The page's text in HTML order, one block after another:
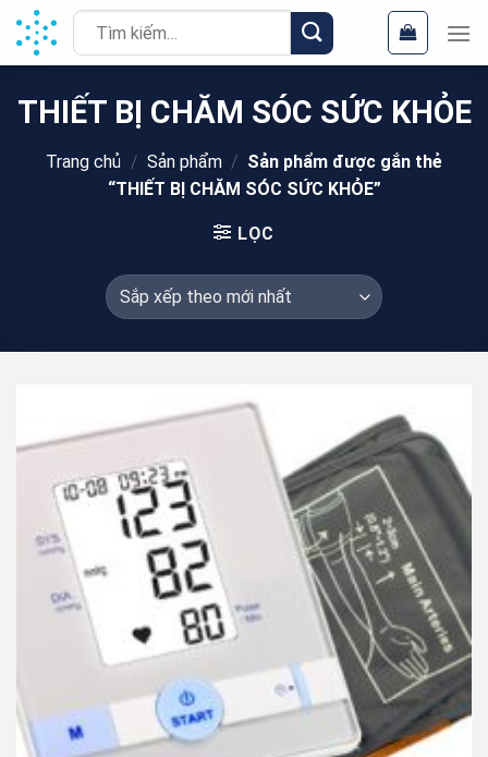
Chuyển
đến
nội
Tìm
kiếm:
THIẾT BỊ CHĂM SÓC SỨC KHỎE
Trang chủ / Sản phẩm / Sản phẩm được gắn thẻ
“THIẾT BỊ CHĂM SÓC SỨC KHỎE”
LỌC